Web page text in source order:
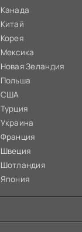
Канада
Китай
Корея
Мексика
Новая Зеландия
Польша
США
Турция
Украина
Франция
Швеция
Шотландия
Япония